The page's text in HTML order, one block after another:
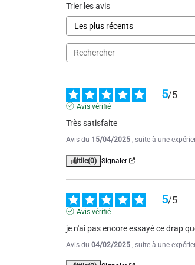
RAS.
Avis du25/07/2024 , suite à une
Utile(0) Signaler
5 /5
Avis vérifié
très bien
Utile(0)
5 /5
Avis vérifié
A RECOMMANDER
Utile(0)
Trier les avis
5/5
Avis vérifié
Très satisfaite
Avis du 15/04/2025 , suite à une
Utile(0) Signaler
5/5
Avis vérifié
je n'ai pas encore essayé ce drap
Avis du 04/02/2025 , suite à une